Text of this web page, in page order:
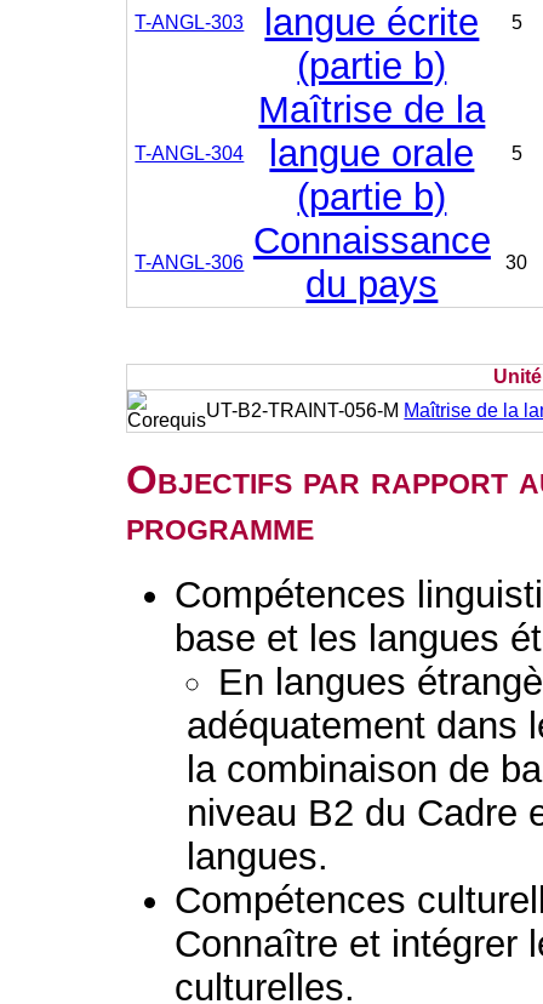
T-ANGL-303
langue écrite
(partie b)
5
T-ANGL-304
Maîtrise de la
langue orale
(partie b)
5
T-ANGL-306
Connaissance
du pays
30
UT-B2-TRAINT-056-M Maîtrise de la
Objectifs par rapport
programme
Compétences
base et les langues
En langues
adéquatement dans
la combinaison de
niveau B2 du Cadre
langues.
Compétences
Connaître et intégrer
culturelles.